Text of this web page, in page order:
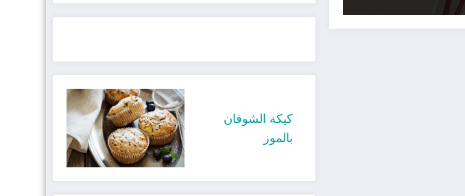
كيكة الشوفان
بالموز